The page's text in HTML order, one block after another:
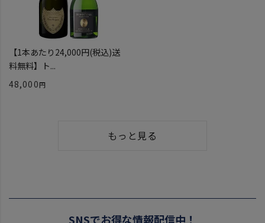
【1本あたり24,000円(税込)送
料無料】ト...
48,000
もっと見る
SNSでお得な情報配信中！